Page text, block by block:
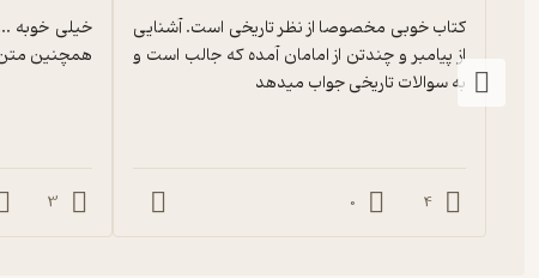
به سوالات تاریخی جواب میدهد
4
0
همچنین
3